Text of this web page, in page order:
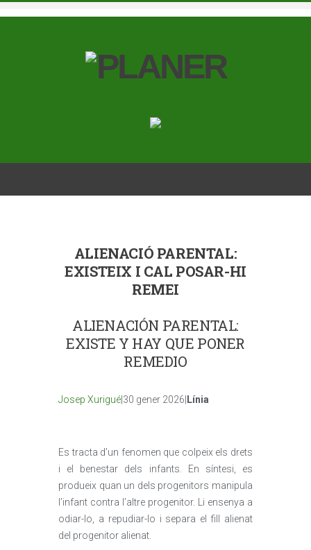
ALIENACIÓ PARENTAL:
EXISTEIX I CAL POSAR-HI
REMEI
ALIENACIÓN PARENTAL:
EXISTE Y HAY QUE PONER
REMEDIO
Josep Xurigué |30 gener 2026| Línia
Es tracta d’un fenomen que colpeix els drets
i el benestar dels infants. En síntesi, es
produeix quan un dels progenitors manipula
l’infant contra l’altre progenitor. Li ensenya a
odiar-lo, a repudiar-lo i separa el fill alienat
del progenitor alienat.